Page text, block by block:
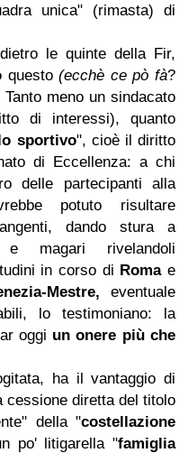
unica" (rimasta) di
le quinte della Fir,
questo(ecchè ce pò fà?
meno un sindacato
di interessi), quanto
sportivo", cioè il diritto
di Eccellenza: a chi
delle partecipanti alla
potuto risultare
dando stura a
magari rivelandoli
in corso di Romae
Mestre, eventuale
lo testimoniano: la
oggi un onere più che
ha il vantaggio di
cessione diretta del titolo
della "costellazione
po' litigarella "famiglia